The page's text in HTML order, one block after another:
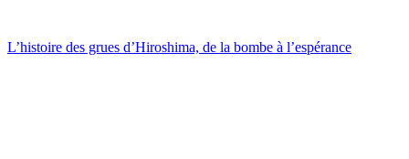
L’histoire des grues d’Hiroshima, de la bombe à l’espérance